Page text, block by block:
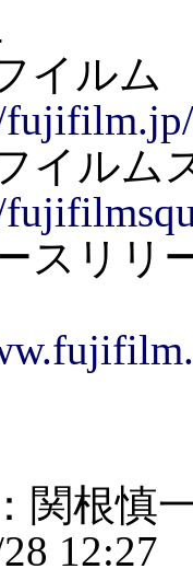
イルム
fujifilm.jp/
イルム
スリリ
関根慎
12:27